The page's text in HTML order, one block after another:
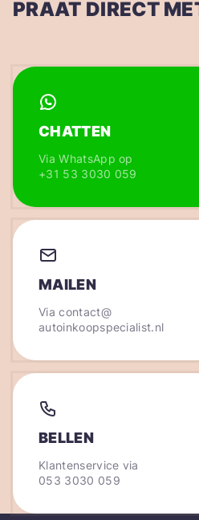
PRAAT DIRECT
CHATTEN
Via WhatsApp op
+31 53 3030 059
MAILEN
Viacontact@
autoinkoopspecialist.nl
BELLEN
Klantenservice via
053 3030 059